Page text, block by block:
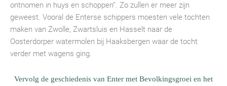
ontnomen in huys en schoppen”. Zo zullen er meer zijn
geweest. Vooral de Enterse schippers moesten vele tochten
maken van Zwolle, Zwartsluis en Hasselt naar de
Oosterdorper watermolen bij Haaksbergen waar de tocht
verder met wagens ging.
Vervolg de geschiedenis van Enter met Bevolkingsgroei en het